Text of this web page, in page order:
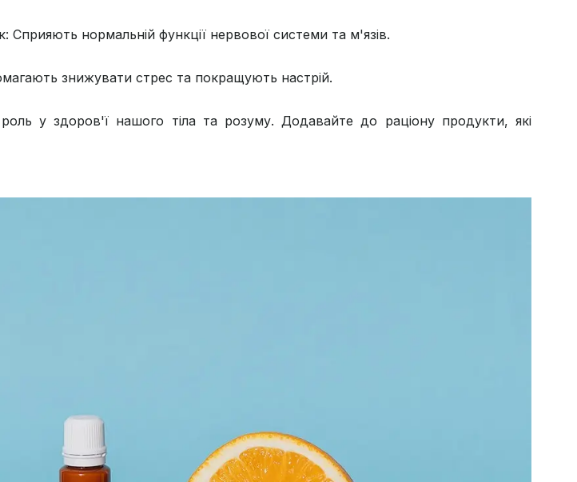
Сприяють нормальній функції нервової системи та м'язів.
знижувати стрес та покращують настрій.
у здоров'ї нашого тіла та розуму. Додавайте до раціону продукти, які